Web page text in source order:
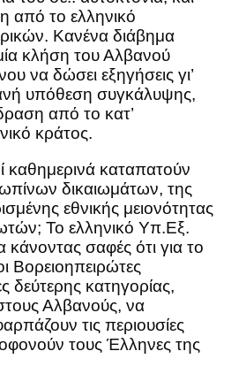
από το ελληνικό
Κανένα διάβημα
κλήση του Αλβανού
να δώσει εξηγήσεις γι’
υπόθεση συγκάλυψης,
από το κατ’
κράτος.
καθημερινά καταπατούν
δικαιωμάτων, της
εθνικής μειονότητας
Το ελληνικό Υπ.Εξ.
κάνοντας σαφές ότι για το
Βορειοηπειρώτες
δεύτερης κατηγορίας,
Αλβανούς, να
τις περιουσίες
τους Έλληνες της